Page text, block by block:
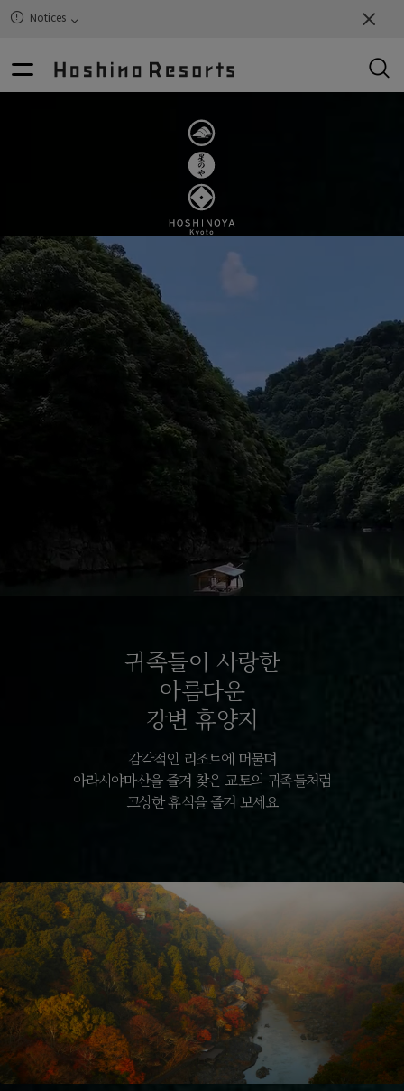
Notices
귀족들이 사랑한
아름다운
강변 휴양지
감각적인 리조트에 머물며
아라시야마산을 즐겨 찾은 교토의 귀족들처럼
고상한 휴식을 즐겨 보세요